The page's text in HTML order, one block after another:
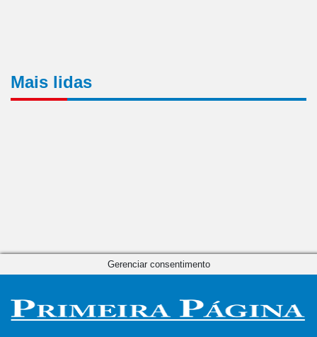
Mais lidas
Gerenciar consentimento